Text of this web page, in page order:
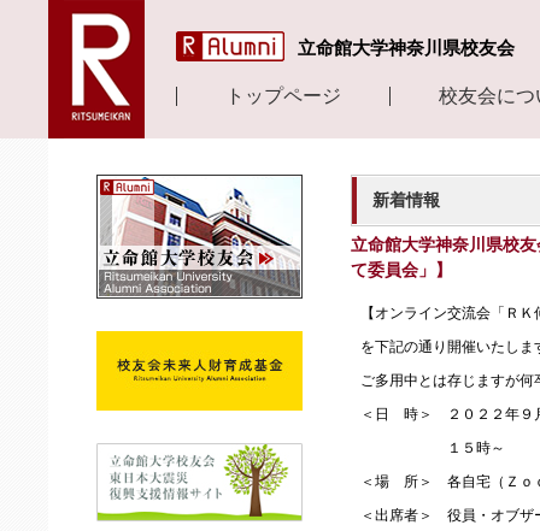
立命館大学神奈川県校友会
トップページ 校友会につ
新着情報
立命館大学神奈川県校
て委員会」】
【オンライン交流会「Ｒ
を下記の通り開催いたしま
ご多用中とは存じますが
＜日 時＞ ２０２２年９
１５時～
＜場 所＞ 各自宅（Ｚｏ
＜出席者＞ 役員・オブザ